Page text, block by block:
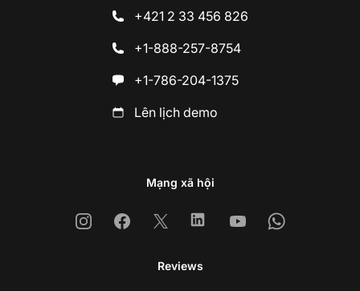
+421 2 33 456 826
+1-888-257-8754
+1-786-204-1375
Lên lịch demo
Mạng xã hội
InstagramFacebook
X LinkedinYoutubeWhatsapp
Reviews